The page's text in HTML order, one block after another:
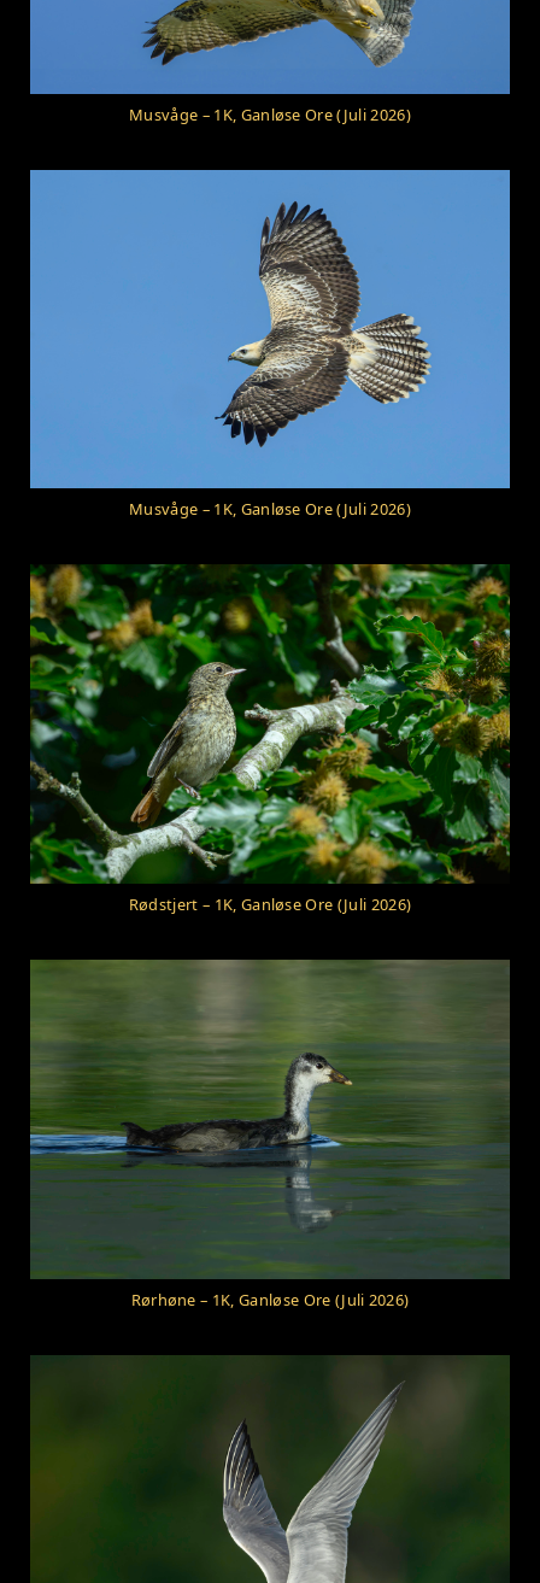
Musvåge – 1K, Ganløse Ore (Juli 2026)
Musvåge – 1K, Ganløse Ore (Juli 2026)
Rødstjert – 1K, Ganløse Ore (Juli 2026)
Rørhøne – 1K, Ganløse Ore (Juli 2026)